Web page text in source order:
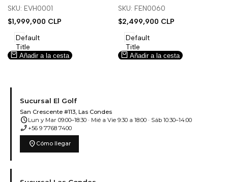
deseos.
SKU: EVH0001
Precio
venta
$1,999,900 CLP
Default
Title
Añadir a la cesta
deseos.
SKU: FEN0060
Precio
venta
$2,499,900 CLP
Default
Title
Añadir a la cesta
Sucursal El Golf
San Crescente #113, Las Condes
scheduleLun y Mar 09:00–18:30 · Mié a Vie 9:30 a 18:00 · Sáb 10:30–14:00
phone_enabled +56 9 7768 7400
location_on Cómo llegar